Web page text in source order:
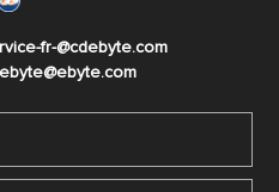
fr-@cdebyte.com
@ebyte.com